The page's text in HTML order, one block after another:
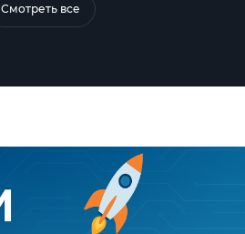
Смотреть все